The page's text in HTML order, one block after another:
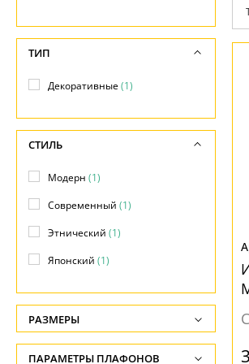
Возврат
Отзывы
Установка
Бренды
ТИП
Декоративные(1)
СТИЛЬ
Модерн (1)
Современный (1)
Этнический (1)
Японский (1)
РАЗМЕРЫ
Высота, см
ПАРАМЕТРЫ ПЛАФОНОВ